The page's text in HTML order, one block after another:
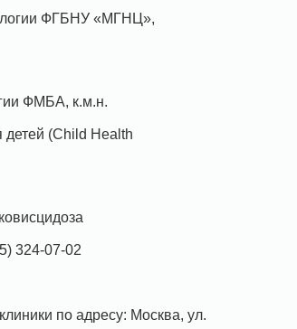
ФГБНУ «МГНЦ»,
ФМБА, к.м.н.
(Child Health
324-07-02
по адресу: Москва, ул.